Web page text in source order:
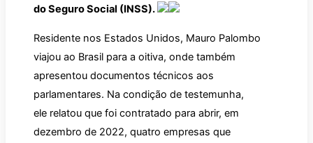
do Seguro Social (INSS).
Residente nos Estados Unidos, Mauro Palombo
viajou ao Brasil para a oitiva, onde também
apresentou documentos técnicos aos
parlamentares. Na condição de testemunha,
ele relatou que foi contratado para abrir, em
dezembro de 2022, quatro empresas que